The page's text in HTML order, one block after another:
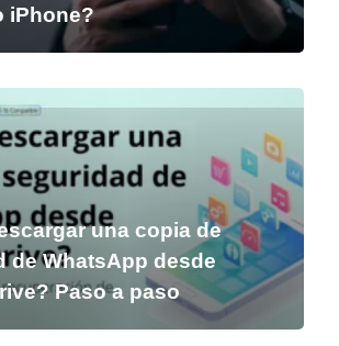
iPhone?
una copia de
de WhatsApp desde
Paso a paso